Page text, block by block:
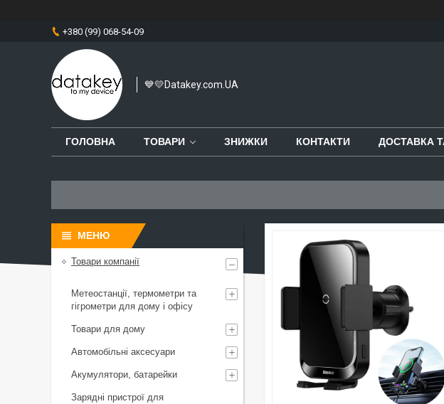
+380 (99) 068-54-09
💙💛Datakey.com.UA
ГОЛОВНА ТОВАРИ ЗНИЖКИ КОНТАКТИ ДОСТАВКА
Товари компанії
Метеостанції, термометри та
гігрометри для дому і офісу
Товари для дому
Автомобільні аксесуари
Акумулятори, батарейки
Зарядні пристрої для